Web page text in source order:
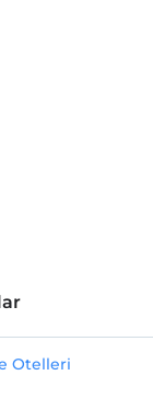
Otelleri